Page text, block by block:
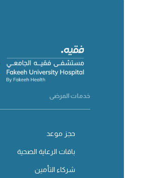
خدمات المرضى
حجز موعد
باقات الرعاية الصحية
شركاء التأمين